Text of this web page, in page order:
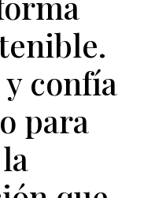
confía
para